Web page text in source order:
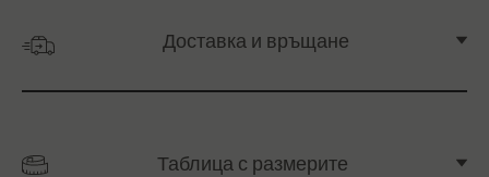
Доставка и връщане
Таблица с размерите